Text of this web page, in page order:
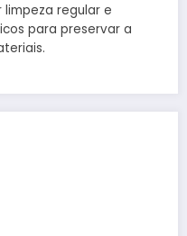
limpeza regular e
para preservar a